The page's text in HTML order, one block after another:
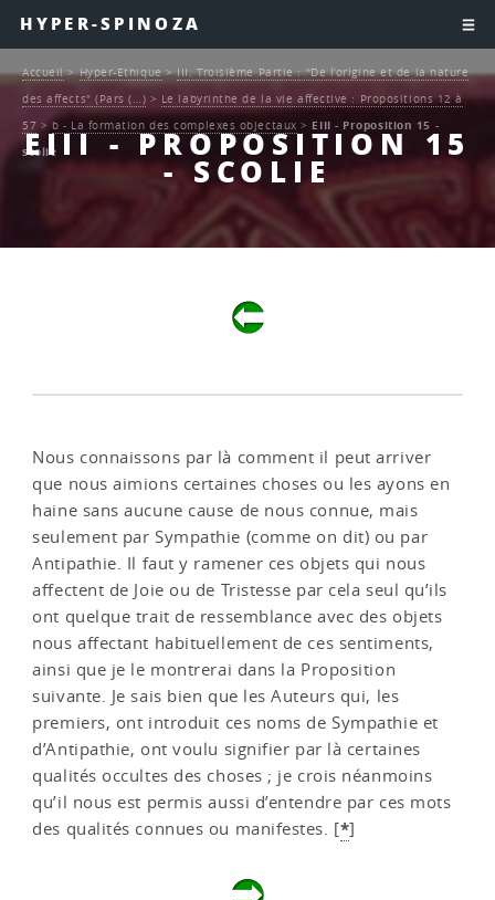
HYPER-SPINOZA
EIII - PROPOSITION 15
- SCOLIE
Accueil>Hyper-Ethique>III. Troisième Partie : "De l’origine et de la nature
des affects" (Pars (…) > Le labyrinthe de la vie affective : Propositions 12 à
57 > b - La formation des complexes objectaux > EIII - Proposition 15 -
scolie
Nous connaissons par là comment il peut arriver
que nous aimions certaines choses ou les ayons en
haine sans aucune cause de nous connue, mais
seulement par Sympathie (comme on dit) ou par
Antipathie. Il faut y ramener ces objets qui nous
affectent de Joie ou de Tristesse par cela seul qu’ils
ont quelque trait de ressemblance avec des objets
nous affectant habituellement de ces sentiments,
ainsi que je le montrerai dans la Proposition
suivante. Je sais bien que les Auteurs qui, les
premiers, ont introduit ces noms de Sympathie et
d’Antipathie, ont voulu signifier par là certaines
qualités occultes des choses ; je crois néanmoins
qu’il nous est permis aussi d’entendre par ces mots
des qualités connues ou manifestes. [*]